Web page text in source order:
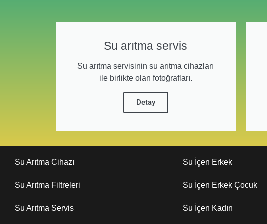
Su arıtma servis
Su arıtma servisinin su arıtma cihazları
ile birlikte olan fotoğrafları.
Detay
Su Arıtma Cihazı
Su Arıtma Filtreleri
Su Arıtma Servis
Su İçen Erkek
Su İçen Erkek Çocuk
Su İçen Kadın